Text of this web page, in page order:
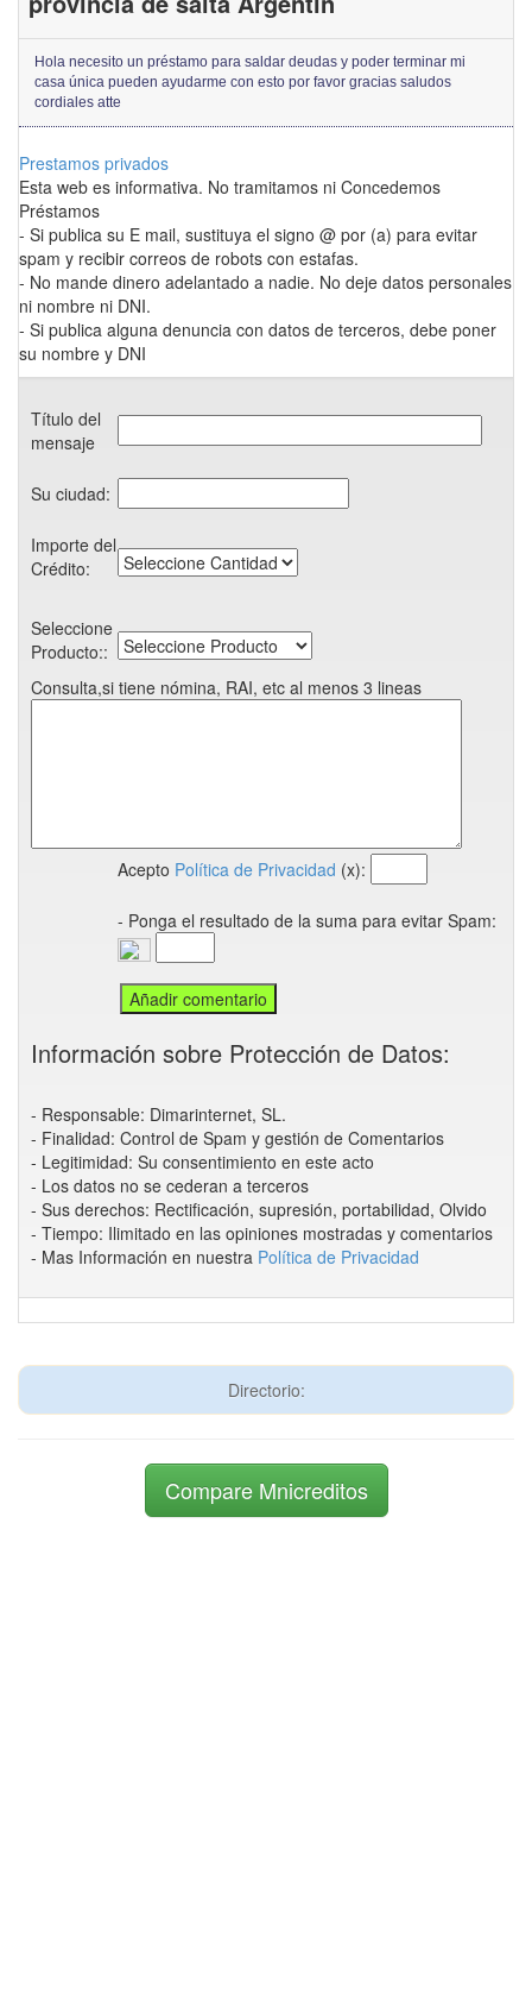
Hola necesito un préstamo para saldar deudas y poder terminar mi
casa única pueden ayudarme con esto por favor gracias saludos
cordiales atte
Prestamos privados
Esta web es informativa. No tramitamos ni Concedemos
Préstamos
- Si publica su E mail, sustituya el signo @ por (a) para evitar
spam y recibir correos de robots con estafas.
- No mande dinero adelantado a nadie. No deje datos personales
ni nombre ni DNI.
- Si publica alguna denuncia con datos de terceros, debe poner
su nombre y DNI
Título del
mensaje
Su ciudad:
Importe del
Crédito:
Seleccione
Producto::
Consulta,si tiene nómina, RAI, etc al menos 3 lineas
Acepto Política de Privacidad (x):
- Ponga el resultado de la suma para evitar Spam:
Información sobre Protección de Datos:
- Responsable: Dimarinternet, SL.
- Finalidad: Control de Spam y gestión de Comentarios
- Legitimidad: Su consentimiento en este acto
- Los datos no se cederan a terceros
- Sus derechos: Rectificación, supresión, portabilidad, Olvido
- Tiempo: Ilimitado en las opiniones mostradas y comentarios
- Mas Información en nuestra Política de Privacidad
Directorio:
Compare Mnicreditos